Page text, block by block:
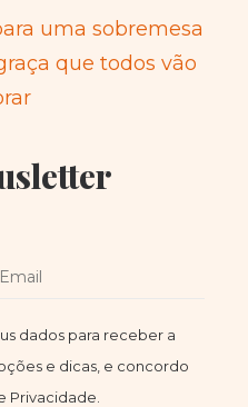
uma sobremesa
que todos vão
dados para receber a
e dicas, e concordo
Privacidade.